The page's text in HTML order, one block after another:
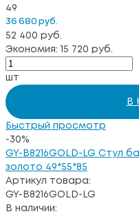
49
36 680 руб.
52 400 руб.
Экономия: 15 720 руб.
шт
В
Быстрый просмотр
-30%
GY-B8216GOLD-LG Стул
золото 49*55*85
Артикул товара:
GY-B8216GOLD-LG
В наличии: